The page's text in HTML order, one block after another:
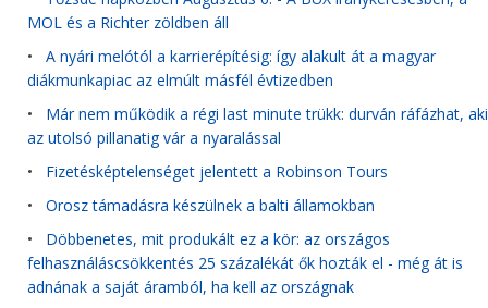
MOL és a Richter zöldben áll
• A nyári melótól a karrierépítésig: így alakult át a magyar
diákmunkapiac az elmúlt másfél évtizedben
• Már nem működik a régi last minute trükk: durván ráfázhat, aki
az utolsó pillanatig vár a nyaralással
• Fizetésképtelenséget jelentett a Robinson Tours
• Orosz támadásra készülnek a balti államokban
• Döbbenetes, mit produkált ez a kör: az országos
felhasználáscsökkentés 25 százalékát ők hozták el - még át is
adnának a saját áramból, ha kell az országnak